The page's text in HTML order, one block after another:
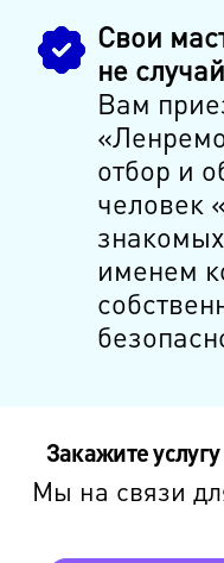
Свои
не
Вам
отбор и
человек
именем
Закажите
Мы на связи